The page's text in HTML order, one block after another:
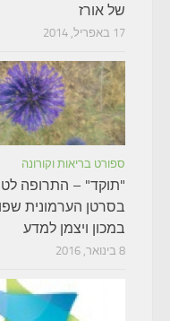
של אורז
17 באפריל, 2014
ספורט בריאות וקורונה
"תוקד" – התרופה
בסרטן הערמונית
במכון ויצמן למדע
8 בינואר, 2016